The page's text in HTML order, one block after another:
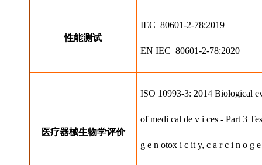
性能测试
IEC  80601-2-78:2019
EN IEC  80601-2-78:2020
医疗器械⽣物学评价
ISO 10993-3: 2014 Biological
of medi cal de v i ces - Part 3
g e n otox i c it y, c a r c i n o g